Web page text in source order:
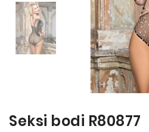
Seksi bodi R80877